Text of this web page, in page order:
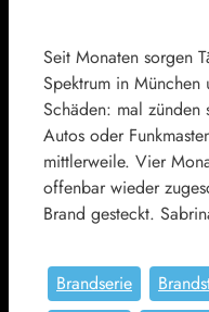
Seit Monaten sorgen
Spektrum in
Schäden: mal zünden
Autos oder
mittlerweile. Vier
offenbar wieder
Brand gesteckt.
Brandserie